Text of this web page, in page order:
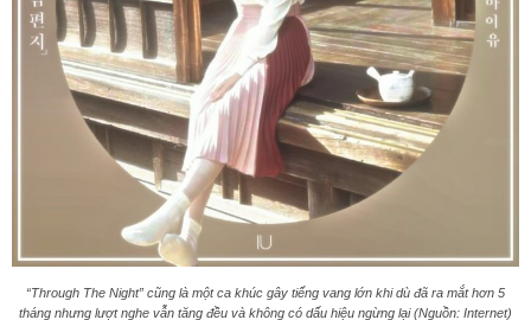
“Through The Night” cũng là một ca khúc gây tiếng vang lớn khi dù đã ra mắt hơn 5
tháng nhưng lượt nghe vẫn tăng đều và không có dấu hiệu ngừng lại (Nguồn: Internet)